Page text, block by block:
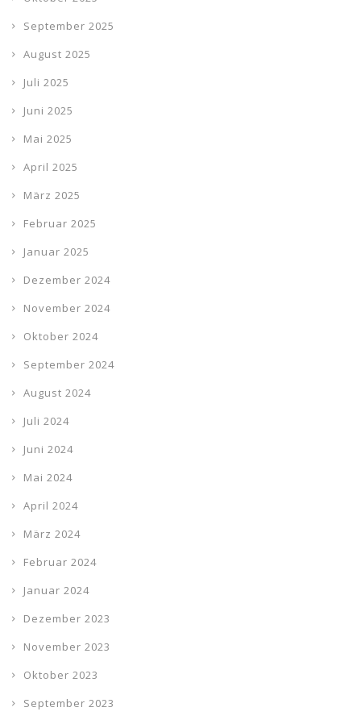
September 2025
August 2025
Juli 2025
Juni 2025
Mai 2025
April 2025
März 2025
Februar 2025
Januar 2025
Dezember 2024
November 2024
Oktober 2024
September 2024
August 2024
Juli 2024
Juni 2024
Mai 2024
April 2024
März 2024
Februar 2024
Januar 2024
Dezember 2023
November 2023
Oktober 2023
September 2023